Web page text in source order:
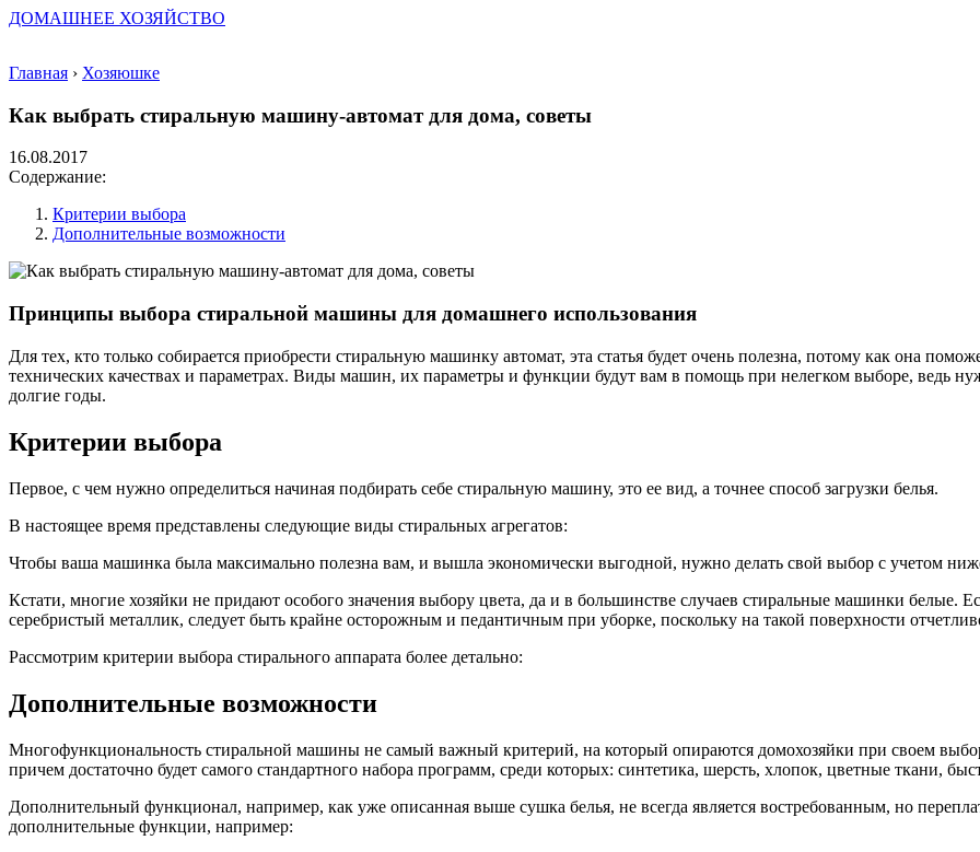
ДОМАШНЕЕ ХОЗЯЙСТВО
Главная › Хозяюшке
Как выбрать стиральную машину-автомат для дома, советы
16.08.2017
Содержание:
Критерии выбора
Дополнительные возможности
Принципы выбора стиральной машины для домашнего использования
Для тех, кто только собирается приобрести стиральную машинку автомат, эта статья будет очень полезна, потому как она
технических качествах и параметрах. Виды машин, их параметры и функции будут вам в помощь при нелегком выборе, ведь
долгие годы.
Критерии выбора
Первое, с чем нужно определиться начиная подбирать себе стиральную машину, это ее вид, а точнее способ загрузки белья.
В настоящее время представлены следующие виды стиральных агрегатов:
Чтобы ваша машинка была максимально полезна вам, и вышла экономически выгодной, нужно делать свой выбор с учетом
Кстати, многие хозяйки не придают особого значения выбору цвета, да и в большинстве случаев стиральные машинки белые.
серебристый металлик, следует быть крайне осторожным и педантичным при уборке, поскольку на такой поверхности
Рассмотрим критерии выбора стирального аппарата более детально:
Дополнительные возможности
Многофункциональность стиральной машины не самый важный критерий, на который опираются домохозяйки при своем
причем достаточно будет самого стандартного набора программ, среди которых: синтетика, шерсть, хлопок, цветные ткани,
Дополнительный функционал, например, как уже описанная выше сушка белья, не всегда является востребованным, но
дополнительные функции, например: